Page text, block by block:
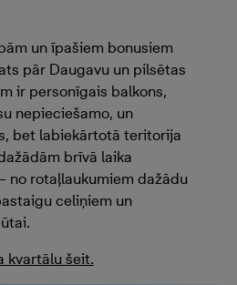
un īpašiem bonusiem
pār Daugavu un pilsētas
ir personīgais balkons,
nepieciešamo, un
bet labiekārtotā teritorija
brīvā laika
no rotaļlaukumiem dažādu
celiņiem un
.
kvartālu šeit.